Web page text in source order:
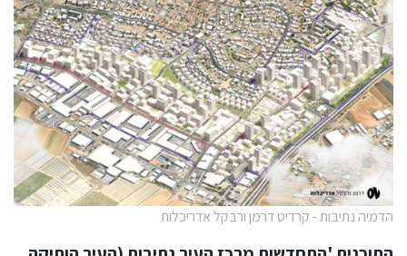
הדמיה נתיבות - קרדיט דרמן ורבקל אדריכלות